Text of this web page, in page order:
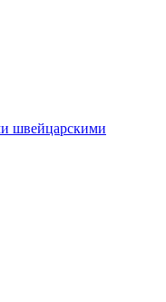
швейцарскими